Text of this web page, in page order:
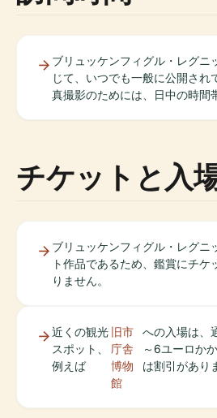
ブリュッケンフィグル・レグニ
じて、いつでも一般に公開され
真撮影のためには、日中の時間
チケットと入
ブリュッケンフィグル・レグニ
ト作品であるため、鑑賞にチケ
りません。
近くの観光
スポット、
例えば
旧市
庁舎
博物
館
への入場は、
～6ユーロか
は割引があり